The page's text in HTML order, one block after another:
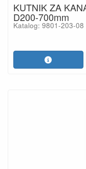
KUTNIK ZA
D200-700mm
Katalog: 9801-203-08